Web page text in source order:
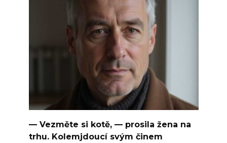
— Vezměte si kotě, — prosila žena na
trhu. Kolemjdoucí svým činem